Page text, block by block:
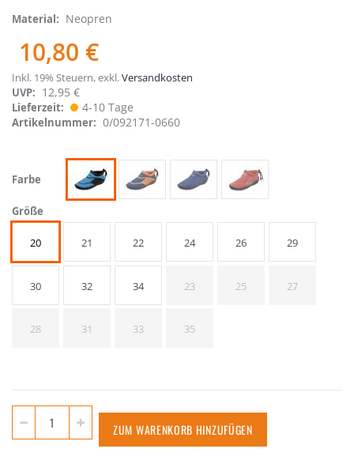
Material Neopren
10,80 €
Inkl. 19% Steuern,exkl. Versandkosten
UVP: 12,95 €
Lieferzeit 4-10 Tage
Artikelnummer 0/092171-0660
Farbe
Größe
20 21 22 24 26 29
30 32 34 23 25 27
28 31 33 35
ZUM WARENKORB HINZUFÜGEN